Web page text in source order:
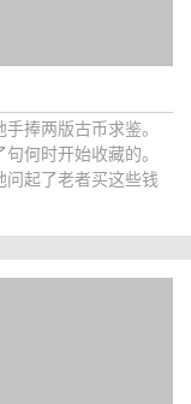
捧两版古币求鉴。
何时开始收藏的。
起了老者买这些钱